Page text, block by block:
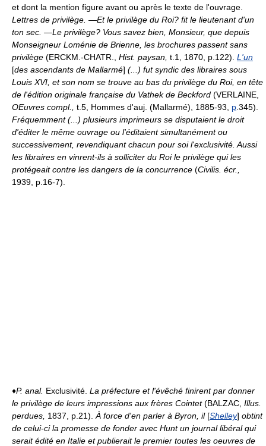
et dont la mention figure avant ou après le texte de l'ouvrage.
Lettres de privilège. —Et le privilège du Roi? fit le lieutenant d'un
ton sec. —Le privilège? Vous savez bien, Monsieur, que depuis
Monseigneur Loménie de Brienne, les brochures passent sans
privilège (ERCKM.-CHATR., Hist. paysan, t.1, 1870, p.122). L'un
[des ascendants de Mallarmé] (...) fut syndic des libraires sous
Louis XVI, et son nom se trouve au bas du privilège du Roi, en tête
de l'édition originale française du Vathek de Beckford (VERLAINE,
OEuvres compl., t.5, Hommes d'auj. (Mallarmé), 1885-93, p .345).
Fréquemment (...) plusieurs imprimeurs se disputaient le droit
d'éditer le même ouvrage ou l'éditaient simultanément ou
successivement, revendiquant chacun pour soi l'exclusivité. Aussi
les libraires en vinrent-ils à solliciter du Roi le privilège qui les
protégeait contre les dangers de la concurrence (Civilis. écr.,
1939, p.16-7).
♦P. anal. Exclusivité. La préfecture et l'évêché finirent par donner
le privilège de leurs impressions aux frères Cointet(BALZAC, Illus.
perdues, 1837, p.21). À force d'en parler à Byron, il[Shelley] obtint
de celui-ci la promesse de fonder avec Hunt un journal libéral qui
serait édité en Italie et publierait le premier toutes les oeuvres de